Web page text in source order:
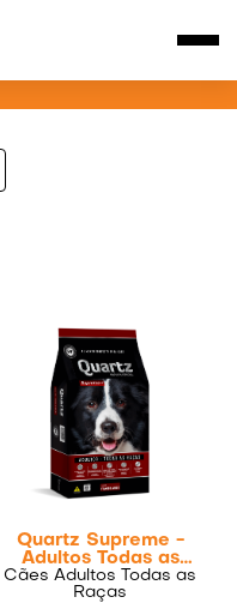
GATOS
Quartz Supreme -
Adultos Todas as
Raças
Cães Adultos Todas as
Raças